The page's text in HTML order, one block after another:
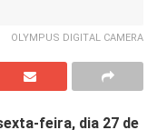
OLYMPUS DIGITAL CAMERA
feira, dia 27 de